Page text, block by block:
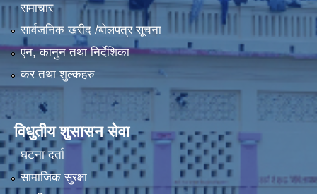
समाचार
सार्वजनिक खरीद /बोलपत्र सूचना
एन, कानुन तथा निर्देशिका
कर तथा शुल्कहरु
विधुतीय शुसासन सेवा
घटना दर्ता
सामाजिक सुरक्षा